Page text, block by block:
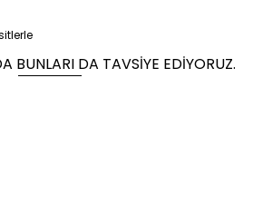
BUNLARI DA TAVSIYE EDIYORUZ.